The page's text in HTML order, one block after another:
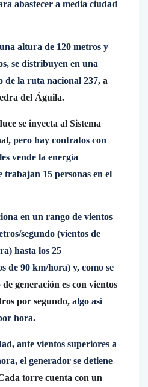
abastecer a media ciudad
altura de 120 metros y
se distribuyen en una
de la ruta nacional 237, a
del Águila.
se inyecta al Sistema
pero hay contratos con
vende la energía
trabajan 15 personas en el
en un rango de vientos
segundo (vientos de
hasta los 25
de 90 km/hora) y, como se
generación es con vientos
por segundo, algo así
hora.
ante vientos superiores a
el generador se detiene
torre cuenta con un